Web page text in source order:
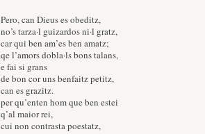
Pero, can Dieus es obeditz,
no’s tarza·l guizardos ni·l gratz,
car qui ben am’es ben amatz;
qe l’amors dobla·ls bons talans,
e fai si grans
de bon cor uns benfaitz petitz,
can es grazitz.
per qu’enten hom que ben estei
q’al maior rei,
cui non contrasta poestatz,